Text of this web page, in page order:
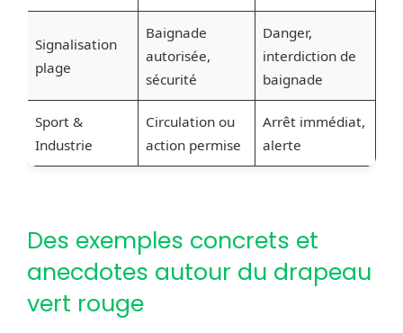
Signalisation
plage
Baignade
autorisée,
sécurité
Danger,
interdiction de
baignade
Sport &
Industrie
Circulation ou
action permise
Arrêt immédiat,
alerte
Des exemples concrets et
anecdotes autour du drapeau
vert rouge